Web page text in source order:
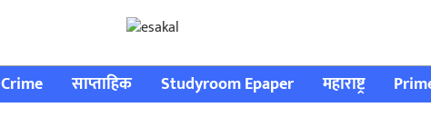
Crime साप्ताहिक Studyroom Epaper महाराष्ट्र